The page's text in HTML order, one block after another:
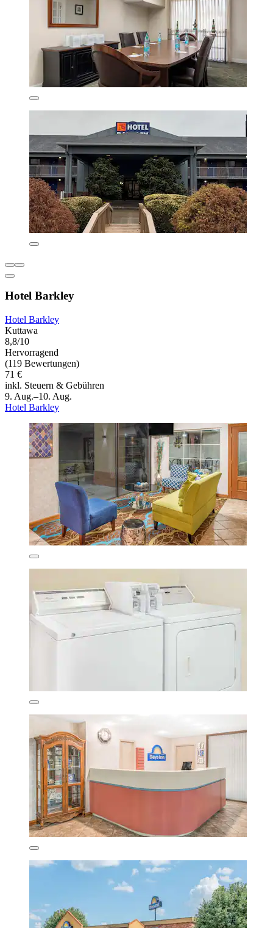
Hotel Barkley
Hotel Barkley
Kuttawa
8,8/10
Hervorragend
(119 Bewertungen)
71 €
inkl. Steuern & Gebühren
9. Aug.–10. Aug.
Hotel Barkley